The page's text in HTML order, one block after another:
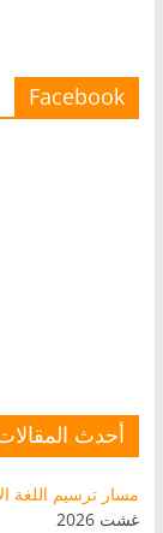
Facebook
أحدث
مسار ترسيم اللغة
غشت 2026